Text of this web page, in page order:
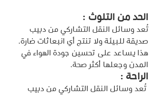
الحد من التلوث :
تُعد وسائل النقل التشاركي من دبيب
صديقة للبيئة ولا تنتج أي انبعاثات ضارة.
هذا يساعد على تحسين جودة الهواء في
المدن وجعلها أكثر صحة.
الراحة :
تُعد وسائل النقل التشاركي من دبيب